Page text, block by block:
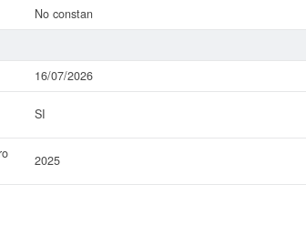
No constan
16/07/2026
SI
2025